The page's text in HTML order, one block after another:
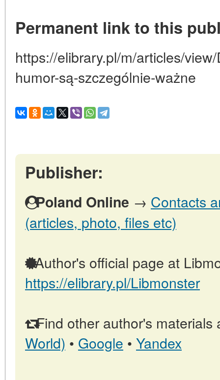
Permanent link to this
https://elibrary.pl/m/articles/
humor-są-szczególnie-ważne
Publisher:
Poland Online → Contacts
(articles, photo, files etc)
Author's official page at
https://elibrary.pl/Libmonster
Find other author's materials
World) • Google • Yandex